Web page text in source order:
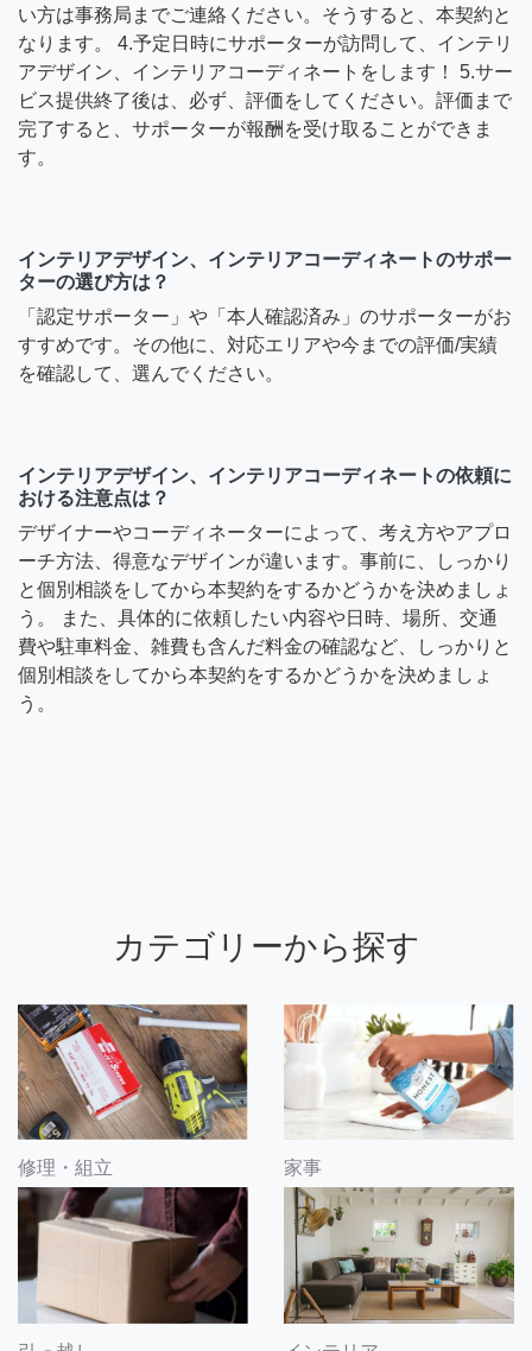
い方は事務局までご連絡ください。そうすると、本契約と
なります。 4.予定日時にサポーターが訪問して、インテリ
アデザイン、インテリアコーディネートをします！ 5.サー
ビス提供終了後は、必ず、評価をしてください。評価まで
完了すると、サポーターが報酬を受け取ることができま
す。
インテリアデザイン、インテリアコーディネートのサポー
ターの選び方は？
「認定サポーター」や「本人確認済み」のサポーターがお
すすめです。その他に、対応エリアや今までの評価/実績
を確認して、選んでください。
インテリアデザイン、インテリアコーディネートの依頼に
おける注意点は？
デザイナーやコーディネーターによって、考え方やアプロ
ーチ方法、得意なデザインが違います。事前に、しっかり
と個別相談をしてから本契約をするかどうかを決めましょ
う。 また、具体的に依頼したい内容や日時、場所、交通
費や駐車料金、雑費も含んだ料金の確認など、しっかりと
個別相談をしてから本契約をするかどうかを決めましょ
う。
カテゴリーから探す
修理・組立 家事